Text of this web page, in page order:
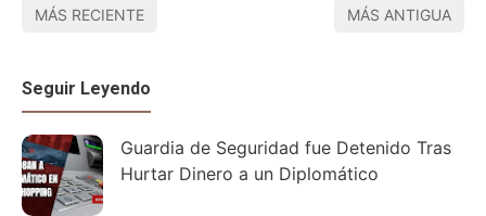
MÁS RECIENTE MÁS ANTIGUA
Seguir Leyendo
Guardia de Seguridad fue Detenido Tras
Hurtar Dinero a un Diplomático